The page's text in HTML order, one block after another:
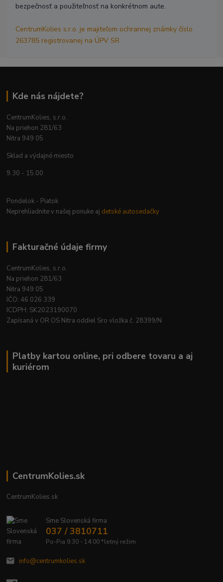
bezpečnosť a použiteľnosť na konkrétnom aute.
CentrumKolies s.r.o. je majiteľom ochrannej známky číslo
263785 registrovanej na ÚPV SR
Kde nás nájdete?
CentrumKolies, s.r.o.
Na priehon 281/63
Nitra 949 05
Sklad a výdajné miesto
9.30 - 15.00
Pondelok - Piatok
Neprehliadnite v našej ponuke aj detské autosedačky
Fakturačné údaje firmy
CentrumKolies, s.r.o.
Na priehon 281/63
Nitra 949 05
IČO: 46 026 339
ICDPH: SK2023190070
Zapísaná v OR OS Nitra oddiel Sro vložka č. 28399/N
Platby kartou online, pri odbere tovaru a aj
kuriérom
CentrumKolies.sk
CentrumKolies.sk
Sme Slovenská firma
037 / 3810711
Po-Pia 9.30 - 14.00 *letný režim
info@centrumkolies.sk